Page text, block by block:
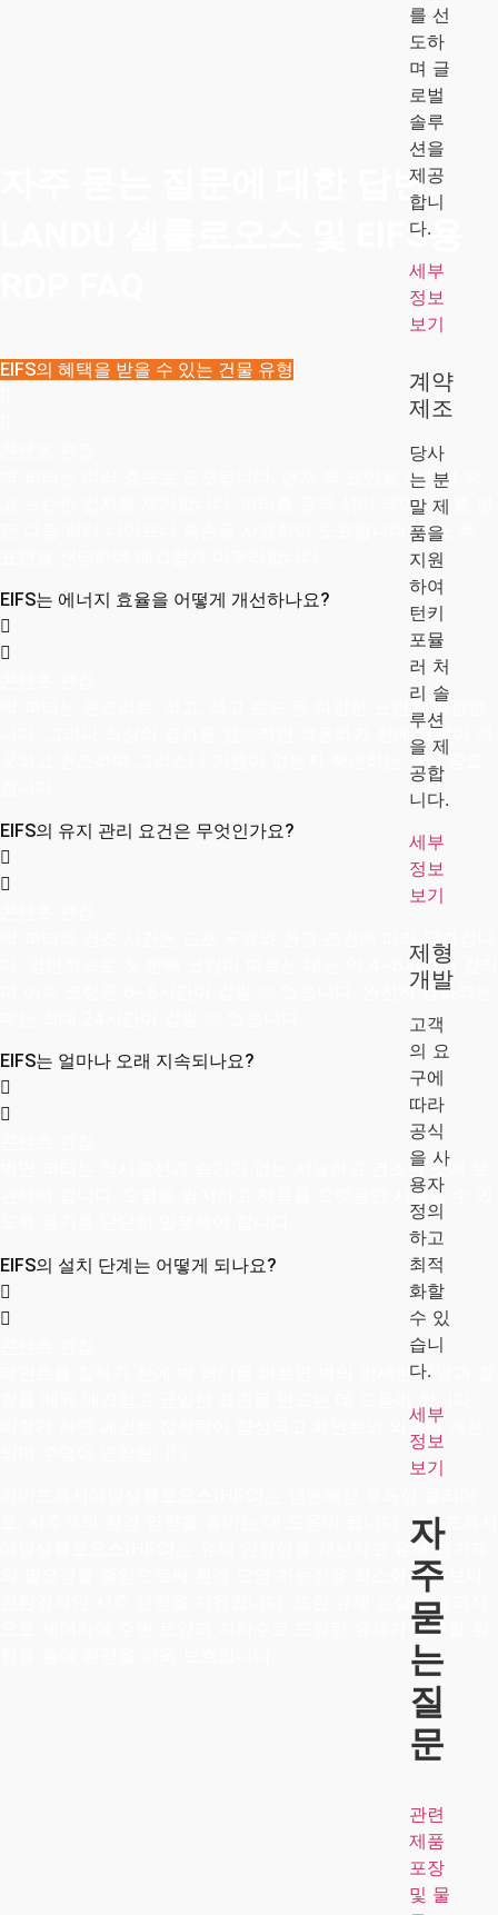
를 선
도하
며 글
로벌
솔루
션을
제공
합니
다.
세부
정보
보기
계약
제조
당사
는 분
말 제
품을
지원
하여
턴키
포뮬
러 처
리 솔
루션
을 제
공합
니다.
세부
정보
보기
제형
개발
고객
의 요
구에
따라
공식
을 사
용자
정의
하고
최적
화할
수 있
습니
다.
세부
정보
보기
자
주
묻
는
질
문
관련
제품
포장
및 물
자주 묻는 질문에 대한 답변:
LANDU 셀룰로오스 및 EIFS용
EIFS의 혜택을 받을 수 있는 건물 유형
벽 퍼티는 여러 층으로 도포됩니다. 먼저 벽 표면을 깨끗이 닦
고 느슨한 입자를 제거합니다. 퍼티를 물과 섞어 페이스트를 만
든 다음 퍼티 나이프나 흙손을 사용하여 도포합니다. 건조 후
EIFS는 에너지 효율을 어떻게 개선하나요?
벽 퍼티는 콘크리트, 석고, 석고 보드 등 다양한 표면에 적합합
니다. 그러나 최상의 결과를 얻으려면 적용하기 전에 표면이 깨
끗하고 건조하며 그리스나 기름이 없는지 확인하는 것이 중요
EIFS의 유지 관리 요건은 무엇인가요?
다. 일반적으로 첫 번째 코팅이 마르는 데는 약 4~6시간이 걸리
며 이후 코팅은 6~8시간이 걸릴 수 있습니다. 완전히 경화되는
EIFS는 얼마나 오래 지속되나요?
벽면 퍼티는 직사광선과 습기가 없는 서늘하고 건조한 곳에 보
관해야 합니다. 오염을 방지하고 제품을 오랫동안 사용할 수 있
EIFS의 설치 단계는 어떻게 되나요?
페인트를 칠하기 전에 벽 퍼티를 바르면 벽의 미세한 균열과 결
이렇게 하면 페인트 접착력이 향상되고 페인트의 외관이 개선
로, 시추액의 환경 영향을 줄이는 데 도움이 됩니다. 하이드록시
에틸셀룰로오스(HEC)는 유체 안정성을 개선하고 유해 첨가제
의 필요성을 줄임으로써 환경 오염 가능성을 최소화하고 보다
친환경적인 시추 관행을 지원합니다. 또한 유체 손실을 효과적
으로 제어하여 주변 토양과 지하수로 드릴링 유체가 침투할 위